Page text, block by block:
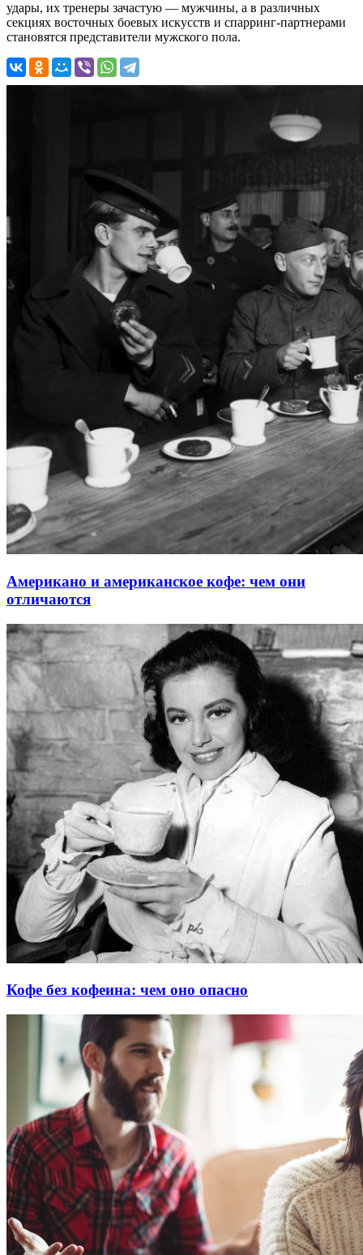
удары, их тренеры зачастую — мужчины, а в различных
секциях восточных боевых искусств и спарринг-партнерами
становятся представители мужского пола.
Американо и американское кофе: чем они
отличаются
Кофе без кофеина: чем оно опасно